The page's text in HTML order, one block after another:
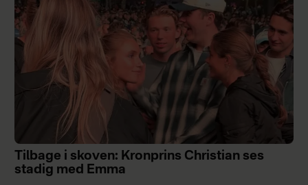
Tilbage i skoven: Kronprins Christian ses
stadig med Emma